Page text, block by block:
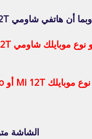
وبما أن هاتفي شاومي Mi 12T و Mi 12T Pro حققوا نجاح كبير ومبيعات أكبر , ف أحنا في قطع غيار أونلاين وفرنا جميع قطع غيارهم .
الشاشة